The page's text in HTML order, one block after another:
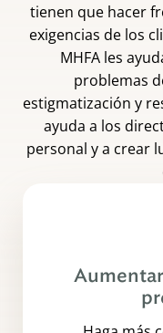
tienen que hacer
exigencias de los
MHFA les
problemas
estigmatización y
ayuda a los
personal y a crear